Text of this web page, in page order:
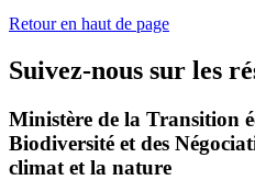
Retour en haut de page
Suivez-nous sur les
Ministère de la Transition
Biodiversité et des
climat et la nature